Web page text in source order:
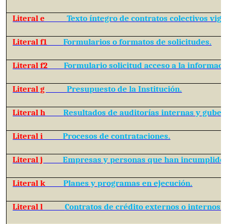
Literal eTexto íntegro de contratos colectivos
Literal f1Formularios o formatos de solicitudes.
Literal f2Formulario solicitud acceso a la
Literal gPresupuesto de la Institución.
Literal hResultados de auditorías internas y
Literal iProcesos de contrataciones.
Literal jEmpresas y personas que han
Literal kPlanes y programas en ejecución.
Literal lContratos de crédito externos o internos.